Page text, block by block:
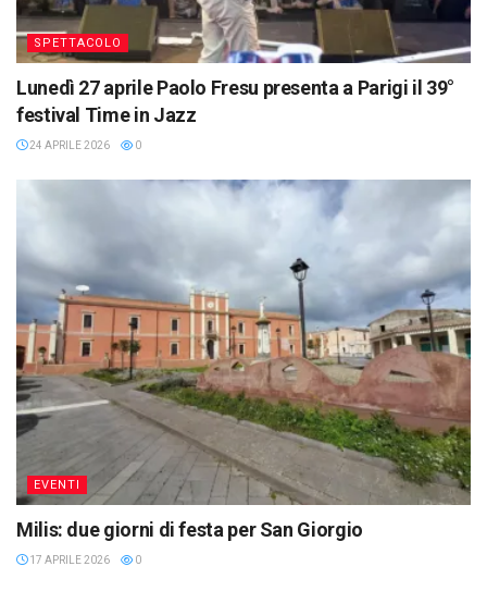
SPETTACOLO
Lunedì 27 aprile Paolo Fresu presenta a Parigi il 39°
festival Time in Jazz
24 APRILE 2026 0
EVENTI
Milis: due giorni di festa per San Giorgio
17 APRILE 2026 0